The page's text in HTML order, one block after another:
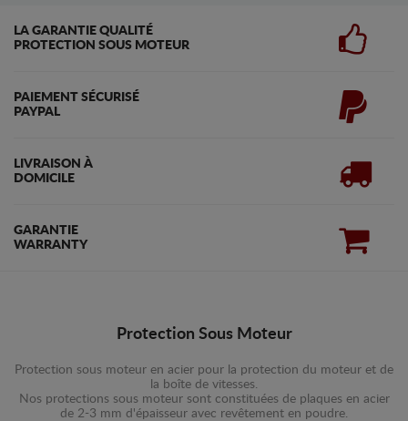
LA GARANTIE QUALITÉ
PROTECTION SOUS MOTEUR
PAIEMENT SÉCURISÉ
PAYPAL
LIVRAISON À
DOMICILE
GARANTIE
WARRANTY
Protection Sous Moteur
Protection sous moteur en acier pour la protection du moteur et de
la boîte de vitesses.
Nos protections sous moteur sont constituées de plaques en acier
de 2-3 mm d'épaisseur avec revêtement en poudre.